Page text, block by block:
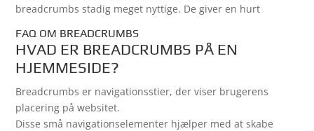
breadcrumbs stadig meget nyttige. De giver en hurt
FAQ OM BREADCRUMBS
HVAD ER BREADCRUMBS PÅ EN
HJEMMESIDE?
Breadcrumbs er navigationsstier, der viser brugerens
placering på websitet.
Disse små navigationselementer hjælper med at skabe